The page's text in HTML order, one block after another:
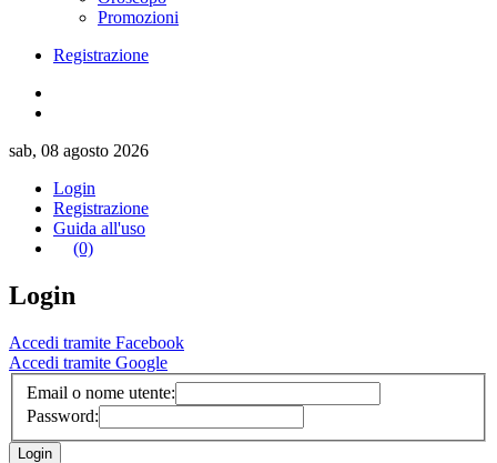
Promozioni
Registrazione
sab, 08 agosto 2026
Login
Registrazione
Guida all'uso
(0)
Login
Accedi tramite Facebook
Accedi tramite Google
Email o nome utente:
Password: